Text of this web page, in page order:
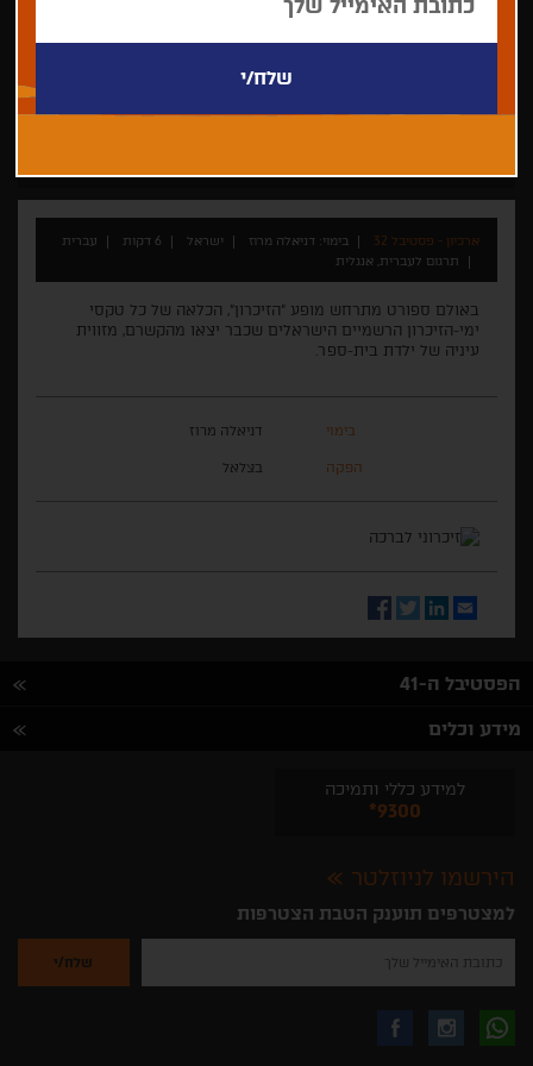
ארכיון - פסטיבל 32 בימוי: דניאלה מרוז ישראל 6 דקות
עברית
תרגום לעברית, אנגלית
באולם ספורט מתרחש מופע "הזיכרון", הכלאה של כל טקסי
ימי-הזיכרון הרשמיים הישראלים שכבר יצאו מהקשרם, מזווית
עיניה של ילדת בית-ספר.
בימוי דניאלה מרוז
הפקה בצלאל
Email
LinkedIn
Twitter
Facebook
הפסטיבל ה-41
מידע וכלים
למידע כללי ותמיכה
*9300
הירשמו לניוזלטר
למצטרפים תוענק הטבת הצטרפות
להזין
שלך
להרשמה
לקבלת עקבו